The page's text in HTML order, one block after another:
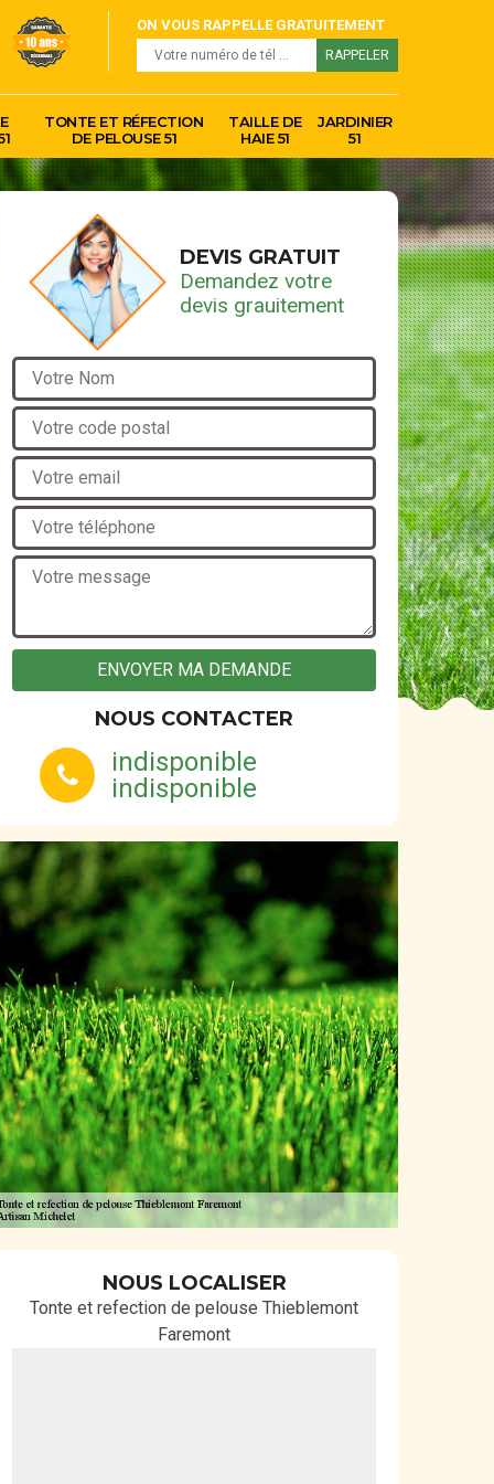
ON VOUS RAPPELLE GRATUITEMENT
TONTE ET RÉFECTION
DE PELOUSE 51
TAILLE DE
HAIE 51
JARDINIER
51
DEVIS GRATUIT
Demandez votre
devis grauitement
NOUS CONTACTER
indisponible
indisponible
NOUS LOCALISER
Tonte et refection de pelouse Thieblemont
Faremont